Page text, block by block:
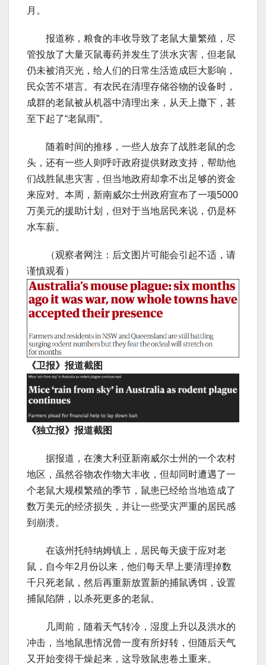
月。
报道称，粮食的丰收导致了老鼠大量繁殖，尽
管投放了大量灭鼠毒药并发生了洪水灾害，但老鼠
仍未被消灭光，给人们的日常生活造成巨大影响，
民众苦不堪言。有农民在清理存储谷物的设备时，
成群的老鼠被从机器中清理出来，从天上撒下，甚
至下起了“老鼠雨”。
随着时间的推移，一些人放弃了战胜老鼠的念
头，还有一些人则呼吁政府提供财政支持，帮助他
们战胜鼠患灾害，但当地政府却拿不出足够的资金
来应对。本周，新南威尔士州政府宣布了一项5000
万美元的援助计划，但对于当地居民来说，仍是杯
水车薪。
（观察者网注：后文图片可能会引起不适，请
谨慎观看）
《卫报》报道截图
《独立报》报道截图
据报道，在澳大利亚新南威尔士州的一个农村
地区，虽然谷物农作物大丰收，但却同时遭遇了一
个老鼠大规模繁殖的季节，鼠患已经给当地造成了
数万美元的经济损失，并让一些受灾严重的居民感
到崩溃。
在该州托特纳姆镇上，居民每天疲于应对老
鼠，自今年2月份以来，他们每天早上要清理掉数
千只死老鼠，然后再重新放置新的捕鼠诱饵，设置
捕鼠陷阱，以杀死更多的老鼠。
几周前，随着天气转冷，湿度上升以及洪水的
冲击，当地鼠患情况曾一度有所好转，但随后天气
又开始变得干燥起来，这导致鼠患卷土重来。